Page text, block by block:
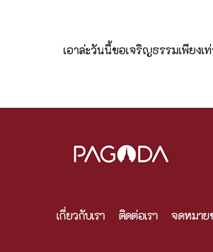
เอาล่ะวันนี้ขอเจริญธรรมเพียง
เกี่ยวกับเรา ติดต่อเรา จดหมาย